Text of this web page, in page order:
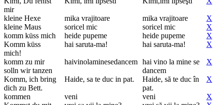
mir
kleine Hexe mika vrajitoare mika vrajitoare
X
kleine Maus
soricel mic soricel mic
X
komm küss mich
heide pupeme heide pupeme
X
Komm küss
mich!
hai saruta-ma! hai saruta-ma! X
komm zu mir
solln wir tanzen
haivinolaminesedancem hai vino la mine se
dancem
X
Komm, ich bring
dich zu Bett.
Haide, sa te duc in pat.
Haide, să te duc în
pat.
X
kommen veni veni
X